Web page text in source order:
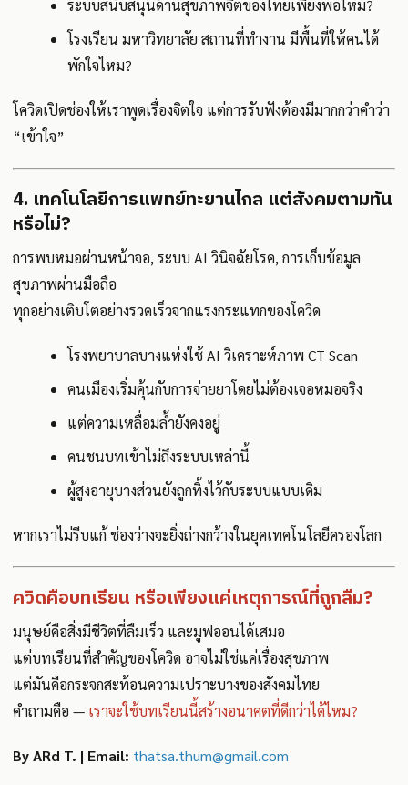
ระบบสนับสนุนด้านสุขภาพจิตของไทยเพียงพอไหม?
โรงเรียน มหาวิทยาลัย สถานที่ทำงาน มีพื้นที่ให้คนได้
พักใจไหม?
โควิดเปิดช่องให้เราพูดเรื่องจิตใจ แต่การรับฟังต้องมีมากกว่าคำว่า
“เข้าใจ”
4. เทคโนโลยีการแพทย์ทะยานไกล แต่สังคมตามทัน
หรือไม่?
การพบหมอผ่านหน้าจอ, ระบบ AI วินิจฉัยโรค, การเก็บข้อมูล
สุขภาพผ่านมือถือ
ทุกอย่างเติบโตอย่างรวดเร็วจากแรงกระแทกของโควิด
โรงพยาบาลบางแห่งใช้ AI วิเคราะห์ภาพ CT Scan
คนเมืองเริ่มคุ้นกับการจ่ายยาโดยไม่ต้องเจอหมอจริง
แต่ความเหลื่อมล้ำยังคงอยู่
คนชนบทเข้าไม่ถึงระบบเหล่านี้
ผู้สูงอายุบางส่วนยังถูกทิ้งไว้กับระบบแบบเดิม
หากเราไม่รีบแก้ ช่องว่างจะยิ่งถ่างกว้างในยุคเทคโนโลยีครองโลก
ควิดคือบทเรียน หรือเพียงแค่เหตุการณ์ที่ถูกลืม?
มนุษย์คือสิ่งมีชีวิตที่ลืมเร็ว และมูฟออนได้เสมอ
แต่บทเรียนที่สำคัญของโควิด อาจไม่ใช่แค่เรื่องสุขภาพ
แต่มันคือกระจกสะท้อนความเปราะบางของสังคมไทย
คำถามคือ — เราจะใช้บทเรียนนี้สร้างอนาคตที่ดีกว่าได้ไหม?
By ARd T. | Email: thatsa.thum@gmail.com